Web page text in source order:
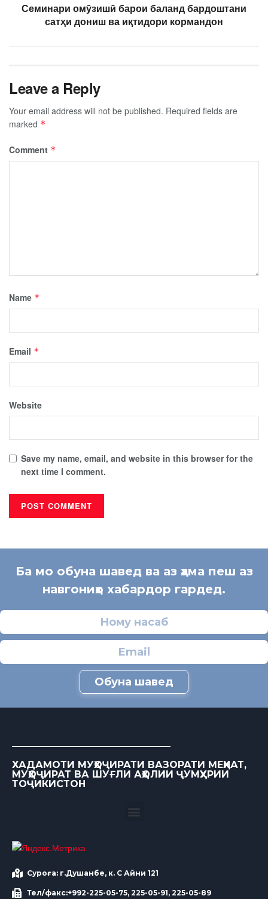
Семинари омӯзишӣ барои баланд бардоштани
сатҳи дониш ва иқтидори кормандон
Leave a Reply
Your email address will not be published. Required fields are
marked *
Comment *
Name *
Email *
Website
Save my name, email, and website in this browser for the
next time I comment.
Ба мо обуна шавед ва аз ҳама пеш аз
навгониҳо хабардор гардед.
Обуна шавед
ХАДАМОТИ МУҲОҶИРАТИ ВАЗОРАТИ МЕҲНАТ,
МУҲОҶИРАТ ВА ШУҒЛИ АҲОЛИИ ҶУМҲУРИИ
ТОҶИКИСТОН
Суроға: г.Душанбе, к. С Айни 121
Тел/факс:+992-225-05-75, 225-05-91, 225-05-89